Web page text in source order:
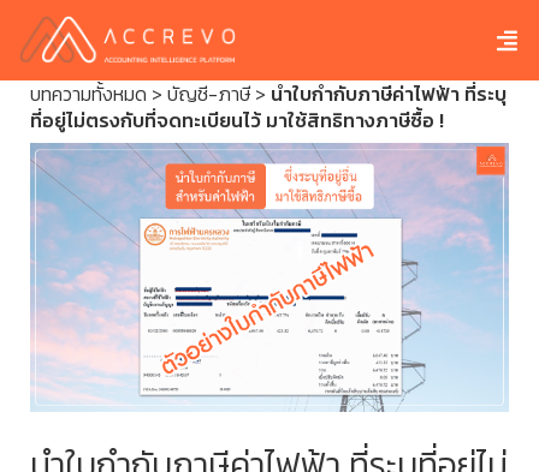
บทความทั้งหมด > บัญชี-ภาษี > นำใบกำกับภาษีค่าไฟฟ้า ที่ระบุ
ที่อยู่ไม่ตรงกับที่จดทะเบียนไว้ มาใช้สิทธิทางภาษีซื้อ !